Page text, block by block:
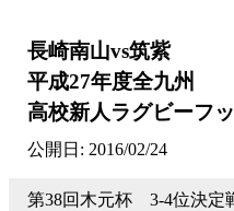
長崎南山vs筑紫
平成27年度全九州
高校新人ラグビーフ
公開日: 2016/02/24
第38回木元杯 3-4位決定